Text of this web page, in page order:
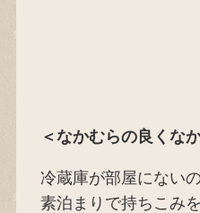
＜なかむらの良くな
冷蔵庫が部屋にない
素泊まりで持ちこみ